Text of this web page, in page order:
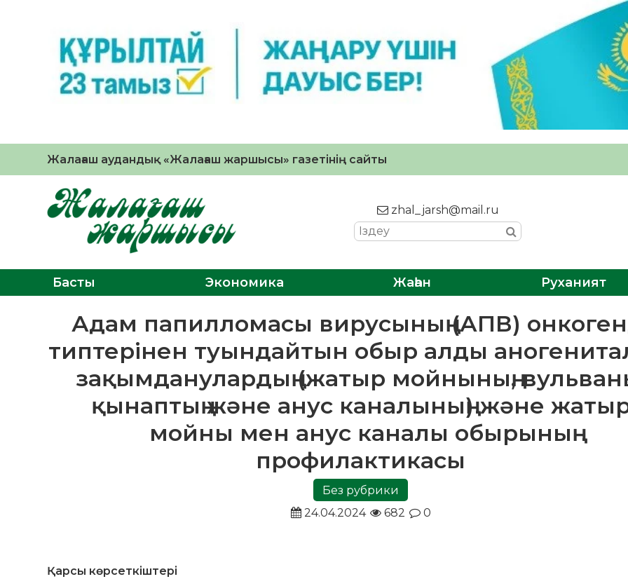
Жалағаш аудандық «Жалағаш жаршысы» газетінің сайты
zhal_jarsh@mail.ru
Басты Экономика Жаһан Руханият
Адам папилломасы вирусының (АПВ)
типтерінен туындайтын обыр алды
зақымданулардың (жатыр мойнының,
қынаптың және анус каналының) және
мойны мен анус каналы обырының
профилактикасы
Без рубрики
24.04.2024
682 0
Қарсы көрсеткіштері